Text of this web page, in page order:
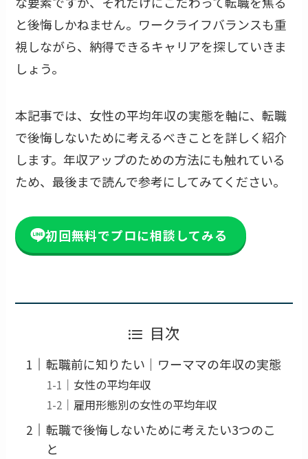
と後悔しかねません。ワークライフバランスも重
視しながら、納得できるキャリアを探していきま
しょう。
本記事では、女性の平均年収の実態を軸に、転職
で後悔しないために考えるべきことを詳しく紹介
します。年収アップのための方法にも触れている
ため、最後まで読んで参考にしてみてください。
初回無料でプロに相談してみる
目次
転職前に知りたい｜ワーママの年収の実態
女性の平均年収
雇用形態別の女性の平均年収
転職で後悔しないために考えたい3つのこ
と